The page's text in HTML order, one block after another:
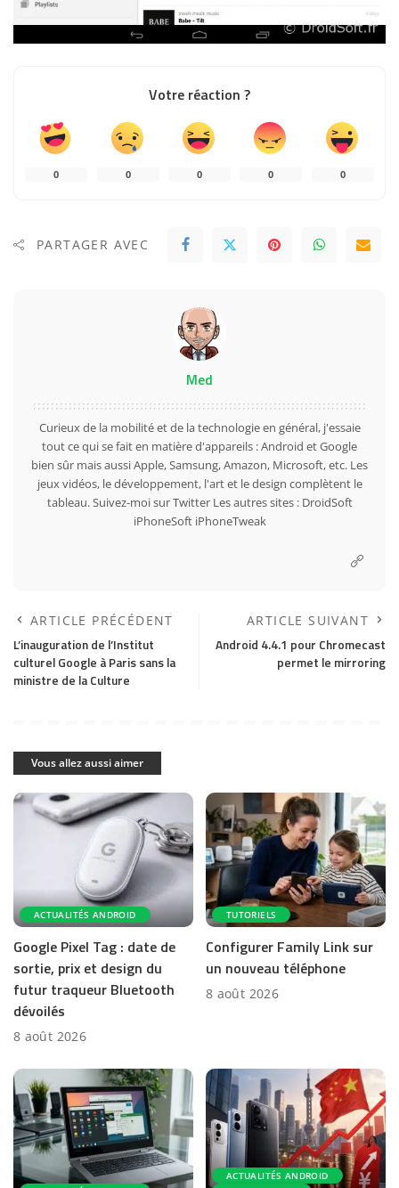
Votre réaction ?
0 0 0 0 0
PARTAGER AVEC
Med
Curieux de la mobilité et de la technologie en général, j'essaie
tout ce qui se fait en matière d'appareils : Android et Google
bien sûr mais aussi Apple, Samsung, Amazon, Microsoft, etc. Les
jeux vidéos, le développement, l'art et le design complètent le
tableau. Suivez-moi surTwitterLes autres sites : DroidSoft
iPhoneSoft iPhoneTweak
ARTICLE PRÉCÉDENT
L’inauguration de l’Institut
culturel Google à Paris sans la
ministre de la Culture
ARTICLE SUIVANT
Android 4.4.1 pour Chromecast
permet le mirroring
Vous allez aussi aimer
ACTUALITÉS ANDROID
Google Pixel Tag : date de
sortie, prix et design du
futur traqueur Bluetooth
dévoilés
8 août 2026
TUTORIELS
Configurer Family Link sur
un nouveau téléphone
8 août 2026
ACTUALITÉS ANDROID